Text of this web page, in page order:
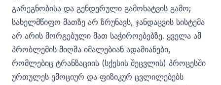
გარეგნობისა და გენდერული გამოხატვის გამო;
სახელმწიფო მათზე არ ზრუნავს, ჯანდაცვის სისტემა
არ არის მორგებული მათ საჭიროებებზე. ყველა ამ
პრობლემის მიღმა იმალებიან ადამიანები,
რომლებიც ტრანზაციის (სქესის შეცვლის) პროცესში
ურთულეს ემოციურ და ფიზიკურ ცვლილებებს